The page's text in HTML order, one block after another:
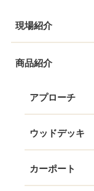
現場紹介
商品紹介
アプローチ
ウッドデッキ
カーポート